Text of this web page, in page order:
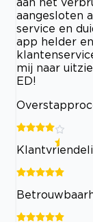
aangesloten
service en
app helder
mij naar
ED!